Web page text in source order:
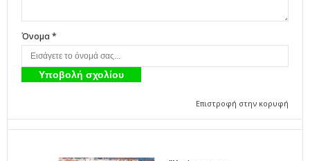
Όνομα *
Επιστροφή στην κορυφή